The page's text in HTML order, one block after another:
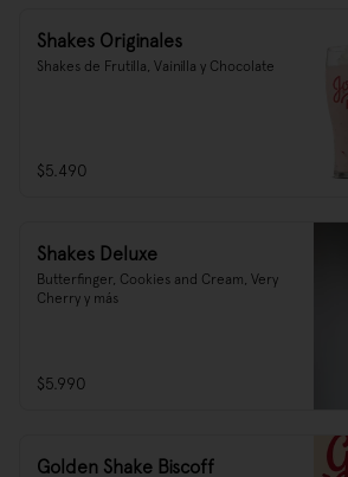
Shakes Originales
Shakes de Frutilla, Vainilla y Chocolate
$5.490
Shakes Deluxe
Butterfinger, Cookies and Cream, Very
Cherry y más
$5.990
Golden Shake Biscoff